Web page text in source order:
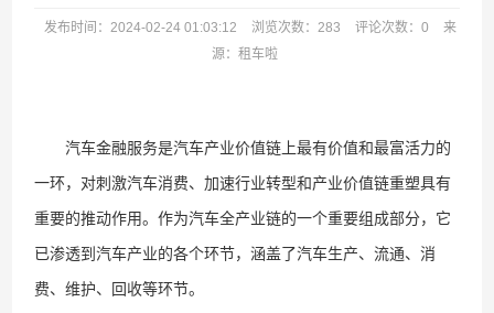
发布时间：2024-02-24 01:03:12 浏览次数：283 评论次数：0
来
源：租车啦
汽车金融服务是汽车产业价值链上最有价值和最富活力的
一环，对刺激汽车消费、加速行业转型和产业价值链重塑具有
重要的推动作用。作为汽车全产业链的一个重要组成部分，它
已渗透到汽车产业的各个环节，涵盖了汽车生产、流通、消
费、维护、回收等环节。